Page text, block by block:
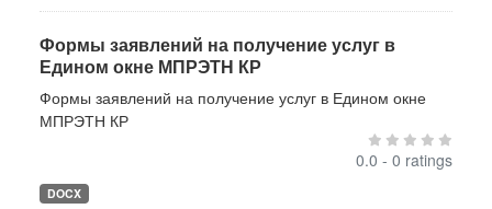
Формы заявлений на получение услуг в
Едином окне МПРЭТН КР
Формы заявлений на получение услуг в Едином окне
МПРЭТН КР
0.0 - 0 ratings
DOCX